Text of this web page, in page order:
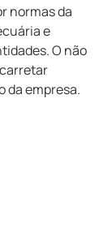
normas da
e
O não
da empresa.